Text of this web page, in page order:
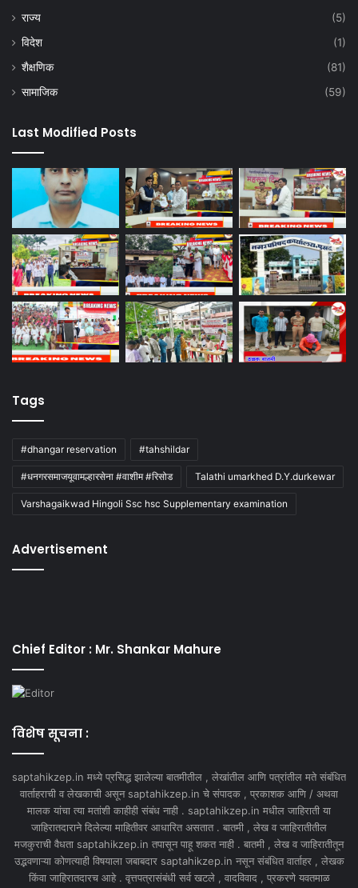
राज्य
(5)
विदेश
(1)
शैक्षणिक
(81)
सामाजिक
(59)
Last Modified Posts
Tags
#dhangar reservation #tahshildar
#धनगरसमाजयूवामल्हारसेना #वाशीम #रिसोड Talathi umarkhed D.Y.durkewar
Varshagaikwad Hingoli Ssc hsc Supplementary examination
Advertisement
Chief Editor : Mr. Shankar Mahure
विशेष सूचना :
saptahikzep.in मध्ये प्रसिद्ध झालेल्या बातमीतील , लेखांतील आणि पत्रांतील मते संबंधित
वार्ताहराची व लेखकाची असून saptahikzep.in चे संपादक , प्रकाशक आणि / अथवा
मालक यांचा त्या मतांशी काहीही संबंध नाही . saptahikzep.in मधील जाहिराती या
जाहिरातदाराने दिलेल्या माहितीवर आधारित असतात . बातमी , लेख व जाहिरातीतील
मजकुराची वैधता saptahikzep.in तपासून पाहू शकत नाही . बातमी , लेख व जाहिरातीतून
उद्भवणाऱ्या कोणत्याही विषयाला जबाबदार saptahikzep.in नसून संबंधित वार्ताहर , लेखक
किंवा जाहिरातदारच आहे . वृत्तपत्रासंबंधी सर्व खटले , वादविवाद , प्रकरणे यवतमाळ